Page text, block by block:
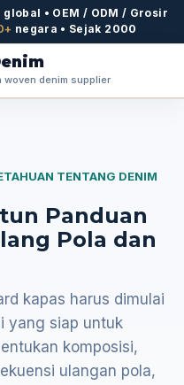
• OEM / ODM / Grosir
negara • Sejak 2000
woven denim supplier
TENTANG DENIM
Panduan
Pola dan
kapas harus dimulai
yang siap untuk
komposisi,
ulangan pola,